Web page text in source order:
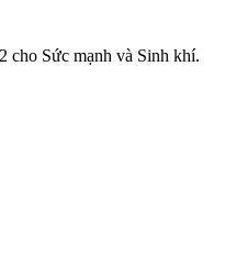
cho Sức mạnh và Sinh khí.